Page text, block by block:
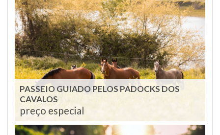
PASSEIO GUIADO PELOS PADOCKS DOS
CAVALOS
preço especial